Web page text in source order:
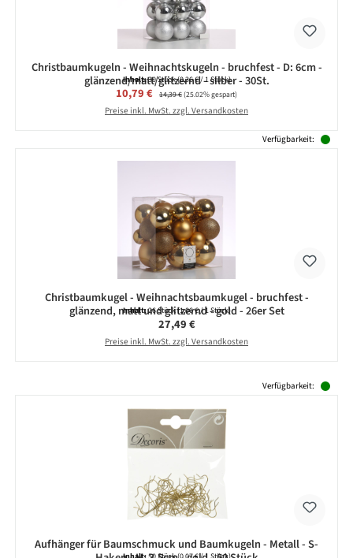
Christbaumkugeln - Weihnachtskugeln - bruchfest - D: 6cm -
glänzend/matt/glitzernd - silber - 30St.
Inhalt:30 Stück(0,36 € / 1 Stück)
Verkaufspreis:
10,79 € Regulärer Preis:
14,39 €(25.02% gespart)
Preise inkl. MwSt. zzgl. Versandkosten
Verfügbarkeit:
Christbaumkugel - Weihnachtsbaumkugel - bruchfest -
glänzend, matt und glitzernd - gold - 26er Set
Inhalt:26 Stück(1,06 € / 1 Stück)
Regulärer Preis:
27,49 €
Preise inkl. MwSt. zzgl. Versandkosten
Verfügbarkeit:
Aufhänger für Baumschmuck und Baumkugeln - Metall - S-